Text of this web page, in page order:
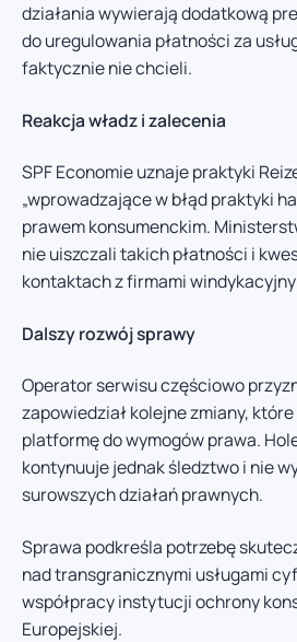
działania wywierają dodatkową
do uregulowania płatności za
faktycznie nie chcieli.
Reakcja władz i zalecenia
SPF Economie uznaje praktyki
„wprowadzające w błąd praktyki
prawem konsumenckim.
nie uiszczali takich płatności i
kontaktach z firmami
Dalszy rozwój sprawy
Operator serwisu częściowo
zapowiedział kolejne zmiany,
platformę do wymogów prawa.
kontynuuje jednak śledztwo i nie
surowszych działań prawnych.
Sprawa podkreśla potrzebę
nad transgranicznymi usługami
współpracy instytucji ochrony
Europejskiej.